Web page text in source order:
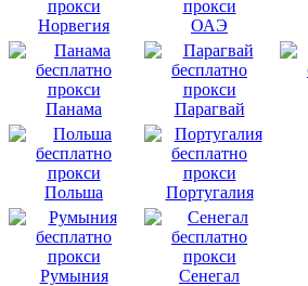
Норвегия ОАЭ
Панама Парагвай
Польша Португалия
Румыния Сенегал